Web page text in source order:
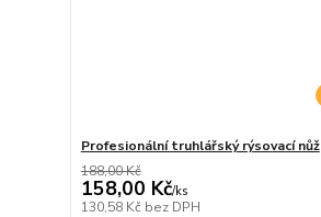
Profesionální truhlářský rýsovací nůž
188,00 Kč
158,00 Kč/ks
130,58 Kč bez DPH